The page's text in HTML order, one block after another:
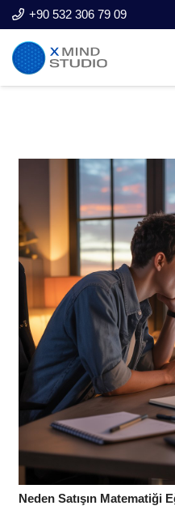
+90 532 306 79 09
Neden Satışın Matematiği